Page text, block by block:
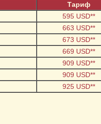
Тариф
595 USD**
663 USD**
673 USD**
669 USD**
909 USD**
909 USD**
925 USD**